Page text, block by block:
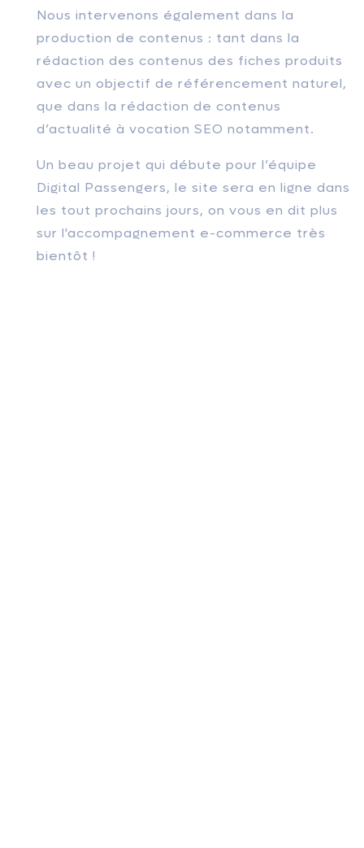
Nous intervenons également dans la
production de contenus : tant dans la
rédaction des contenus des fiches produits
avec un objectif de référencement naturel,
que dans la rédaction de contenus
d’actualité à vocation SEO notamment.
Un beau projet qui débute pour l’équipe
Digital Passengers, le site sera en ligne dans
les tout prochains jours, on vous en dit plus
sur l'accompagnement e-commerce très
bientôt !